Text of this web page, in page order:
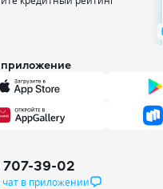
приложение
39-02
чат в приложении